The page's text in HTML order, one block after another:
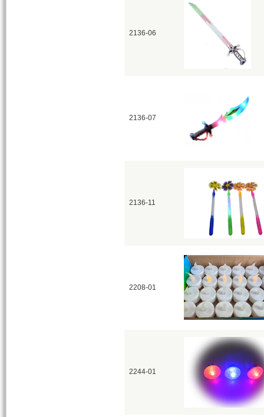
2136-06
2136-07
2136-11
2208-01
2244-01